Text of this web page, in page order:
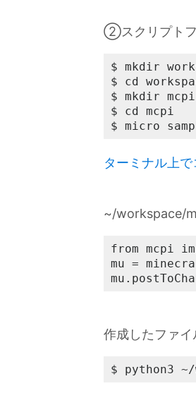
②スクリプトフ
$ mkdir
$ cd
$ mkdir mcpi
$ cd mcpi
$ micro
ターミナル上
~/workspace/
from mcpi
mu =
作成したファ
$ python3 ~/